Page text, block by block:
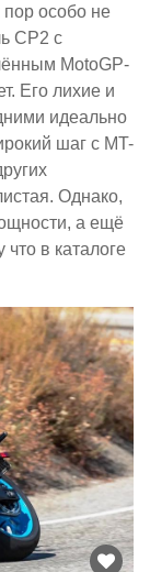
пор особо не
CP2 с
MotoGP-
Его лихие и
идеально
шаг с MT-
Однако,
а ещё
в каталоге